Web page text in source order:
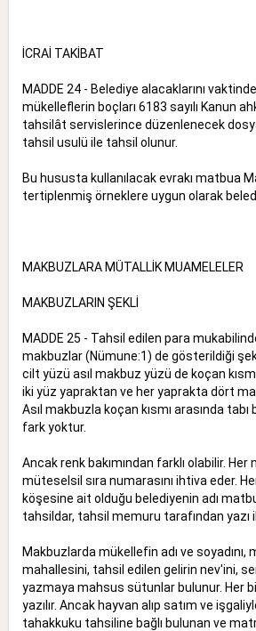
İCRAİ TAKİBAT
MADDE 24 - Belediye alacaklarını
mükelleflerin boçları 6183 sayılı Kanun
tahsilât servislerince düzenlenecek
tahsil usulü ile tahsil olunur.
Bu hususta kullanılacak evrakı matbua
tertiplenmiş örneklere uygun olarak
MAKBUZLARA MÜTALLİK MUAMELELER
MAKBUZLARIN ŞEKLİ
MADDE 25 - Tahsil edilen para
makbuzlar (Nümune:1) de gösterildiği
cilt yüzü asıl makbuz yüzü de koçan
iki yüz yapraktan ve her yaprakta dört
Asıl makbuzla koçan kısmı arasında tabı
fark yoktur.
Ancak renk bakımından farklı olabilir.
müteselsil sıra numarasını ihtiva eder.
köşesine ait olduğu belediyenin adı
tahsildar, tahsil memuru tarafından yazı
Makbuzlarda mükellefin adı ve soyadını,
mahallesini, tahsil edilen gelirin nev'ini,
yazmaya mahsus sütunlar bulunur. Her
yazılır. Ancak hayvan alıp satım ve
tahakkuku tahsiline bağlı bulunan ve